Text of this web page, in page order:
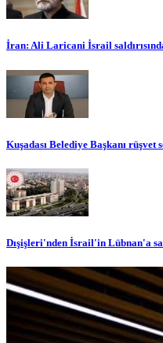
İran: Ali Laricani İsrail
Kuşadası Belediye Başkanı rüşvet
Dışişleri'nden İsrail'in Lübnan'a